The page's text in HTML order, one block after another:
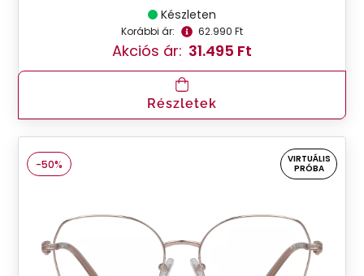
Készleten
Korábbi ár: 62.990 Ft
Akciós ár: 31.495 Ft
Részletek
-50%
VIRTUÁLIS
PRÓBA